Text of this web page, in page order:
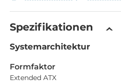
Spezifikationen
Systemarchitektur
Formfaktor
Extended ATX